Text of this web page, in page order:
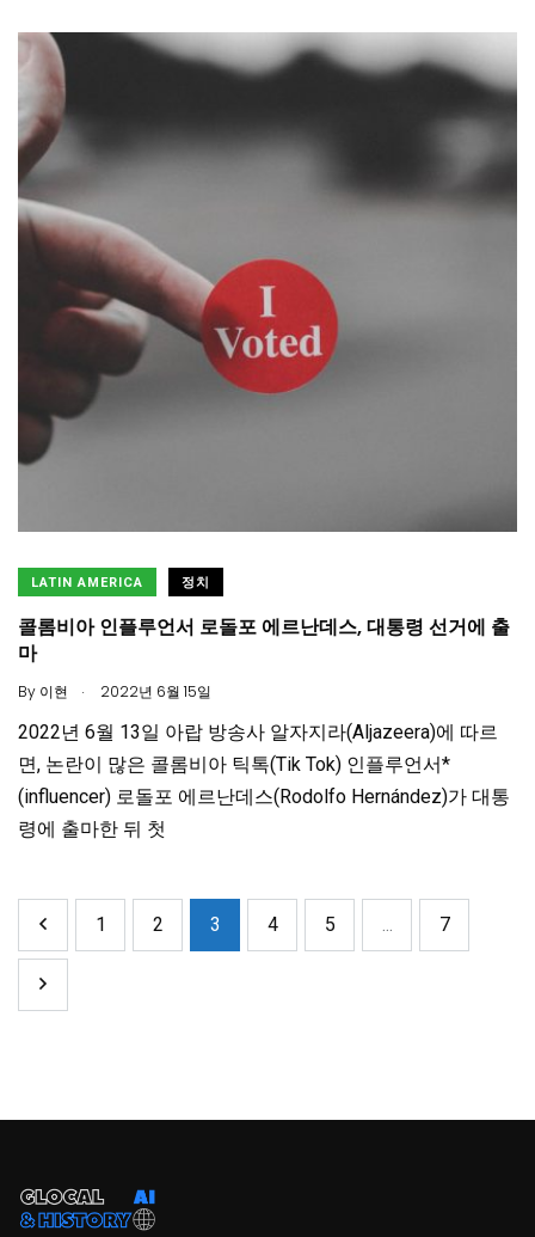
LATIN AMERICA 정치
콜롬비아 인플루언서 로돌포 에르난데스, 대통령 선거에 출
마
By 이현 . 2022년 6월 15일
2022년 6월 13일 아랍 방송사 알자지라(Aljazeera)에 따르
면, 논란이 많은 콜롬비아 틱톡(Tik Tok) 인플루언서*
(influencer) 로돌포 에르난데스(Rodolfo Hernández)가 대통
령에 출마한 뒤 첫
1 2 3 4 5 ... 7